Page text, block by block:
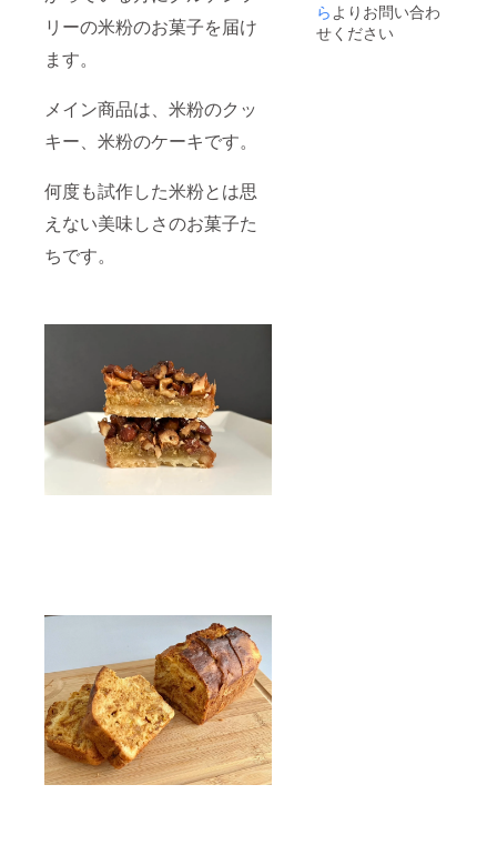
リーの米粉のお菓子を届け
ます。
メイン商品は、米粉のクッ
キー、米粉のケーキです。
何度も試作した米粉とは思
えない美味しさのお菓子た
ちです。
ら よりお問い合わ
せください